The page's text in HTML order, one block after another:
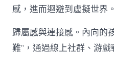
感，進而迴避到虛擬世界。
歸屬感與連接感。內向的
難”，通過線上社群、游